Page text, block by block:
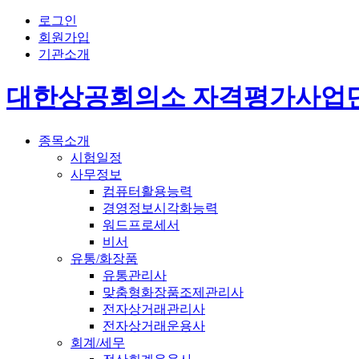
로그인
회원가입
기관소개
대한상공회의소 자격평가사업
종목소개
시험일정
사무정보
컴퓨터활용능력
경영정보시각화능력
워드프로세서
비서
유통/화장품
유통관리사
맞춤형화장품조제관리사
전자상거래관리사
전자상거래운용사
회계/세무